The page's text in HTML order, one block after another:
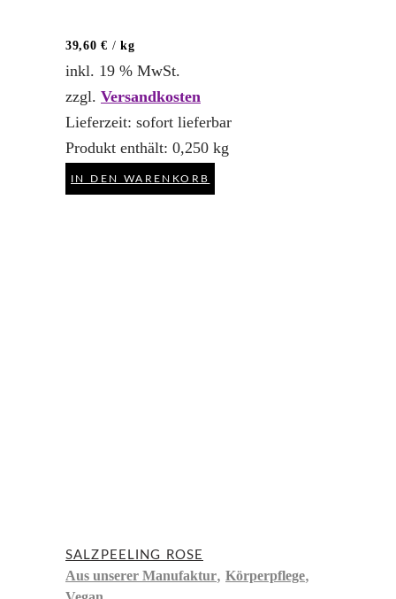
39,60€ /kg
inkl. 19 % MwSt.
zzgl. Versandkosten
Lieferzeit: sofort lieferbar
Produkt enthält: 0,250 kg
IN DEN WARENKORB
SALZPEELING ROSE
Aus unserer Manufaktur, Körperpflege,